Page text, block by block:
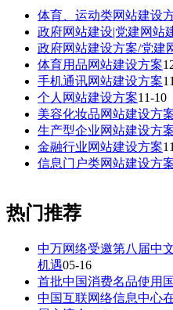
体育、运动类网站建设
政府网站建设|党建网站
政府网站建设方案/党建
体育用品网站建设方案
手机通讯网站建设方案
个人网站建设方案11-10
美容化妆品网站建设方
生产型企业网站建设方
金融行业网站建设方案
信息门户类网站建设方
热门推荐
中万网络受邀第八届中
机遇05-16
首批中国消费名品使用
中国互联网络信息中心